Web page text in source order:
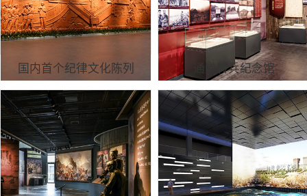
国内首个纪律文化陈列 通道转兵纪念馆